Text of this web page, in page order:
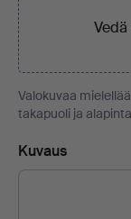
Valokuvaa
takapuoli ja
Kuvaus